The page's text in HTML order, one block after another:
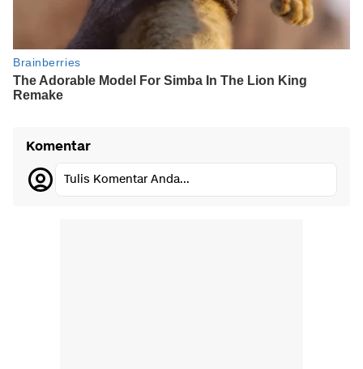
Komentar
Tulis Komentar Anda...